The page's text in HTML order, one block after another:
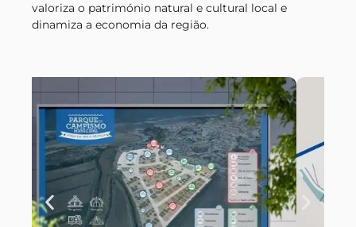
valoriza o património natural e cultural local e
dinamiza a economia da região.